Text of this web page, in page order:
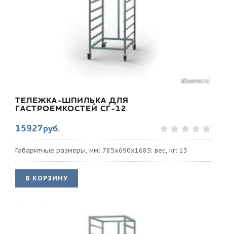
ТЕЛЕЖКА-ШПИЛЬКА ДЛЯ
ГАСТРОЕМКОСТЕЙ СГ-12
15927руб.
Габаритные размеры, мм: 785х690х1685; вес, кг: 13
В КОРЗИНУ